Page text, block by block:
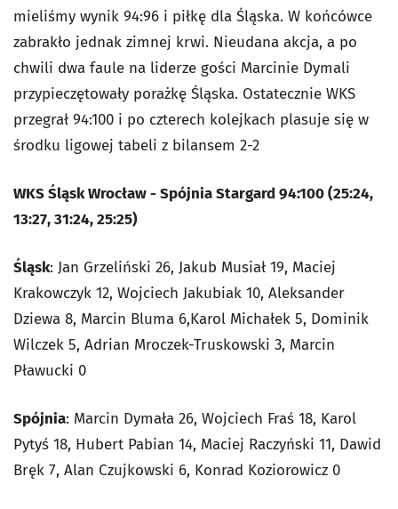
mieliśmy wynik 94:96 i piłkę dla Śląska. W końcówce
zabrakło jednak zimnej krwi. Nieudana akcja, a po
chwili dwa faule na liderze gości Marcinie Dymali
przypieczętowały porażkę Śląska. Ostatecznie WKS
przegrał 94:100 i po czterech kolejkach plasuje się w
środku ligowej tabeli z bilansem 2-2
WKS Śląsk Wrocław - Spójnia Stargard 94:100 (25:24,
13:27, 31:24, 25:25)
Śląsk: Jan Grzeliński 26, Jakub Musiał 19, Maciej
Krakowczyk 12, Wojciech Jakubiak 10, Aleksander
Dziewa 8, Marcin Bluma 6,Karol Michałek 5, Dominik
Wilczek 5, Adrian Mroczek-Truskowski 3, Marcin
Pławucki 0
Spójnia: Marcin Dymała 26, Wojciech Fraś 18, Karol
Pytyś 18, Hubert Pabian 14, Maciej Raczyński 11, Dawid
Bręk 7, Alan Czujkowski 6, Konrad Koziorowicz 0